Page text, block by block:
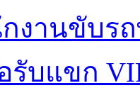
งานขับร
รับแขก